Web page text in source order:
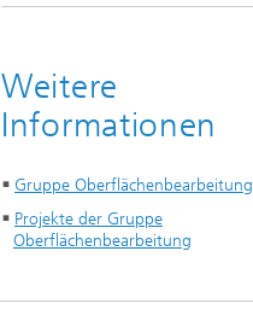
Weitere
Informationen
Gruppe Oberflächenbearbeitung
Projekte der Gruppe
Oberflächenbearbeitung